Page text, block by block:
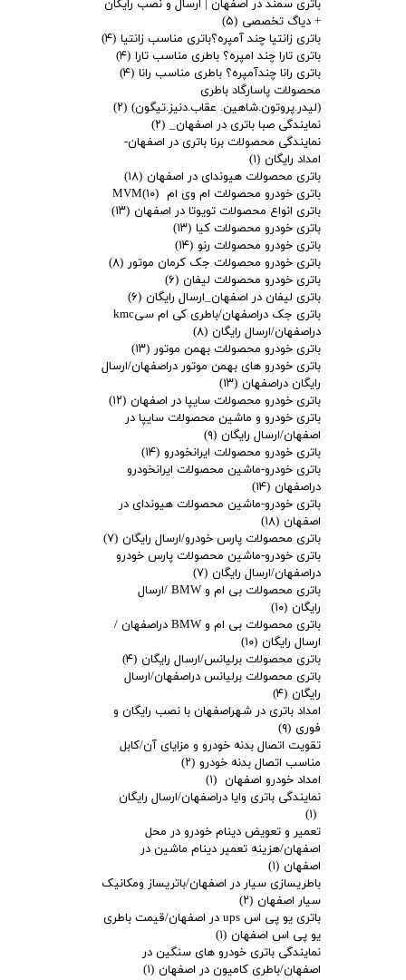
باتری سمند در اصفهان | ارسال و نصب رایگان
+ دیاگ تخصصی (۵)
باتری زانتیا چند آمپره؟باتری مناسب زانتیا (۴)
باتری تارا چند امپره؟ باطری مناسب تارا (۴)
باتری رانا چندآمپره؟ باطری مناسب رانا (۴)
محصولات پاسارگاد باطری
(لیدر.پروتون.شاهین. عقاب.دنیز.تیگون) (۲)
نمایندگی صبا باتری در اصفهان_ (۲)
نمایندگی محصولات برنا باتری در اصفهان-
امداد رایگان (۱)
باتری محصولات هیوندای در اصفهان (۱۸)
باتری خودرو محصولات ام وی ام MVM (۱۰)
باتری انواع محصولات تویوتا در اصفهان (۱۳)
باتری خودرو محصولات کیا (۱۳)
باتری خودرو محصولات رنو (۱۴)
باتری خودرو محصولات جک کرمان موتور (۸)
باتری خودرو محصولات لیفان (۶)
باتری لیفان در اصفهان_ارسال رایگان (۶)
باتری جک دراصفهان/باطری کی ام سیkmc
دراصفهان/ارسال رایگان (۸)
باتری خودرو محصولات بهمن موتور (۱۳)
باتری خودرو های بهمن موتور دراصفهان/ارسال
رایگان دراصفهان (۱۳)
باتری خودرو محصولات سایپا در اصفهان (۱۲)
باتری خودرو و ماشین محصولات سایپا در
اصفهان/ارسال رایگان (۹)
باتری خودرو محصولات ایرانخودرو (۱۴)
باتری خودرو-ماشین محصولات ایرانخودرو
دراصفهان (۱۴)
باتری خودرو-ماشین محصولات هیوندای در
اصفهان (۱۸)
باتری محصولات پارس خودرو/ارسال رایگان (۷)
باتری خودرو-ماشین محصولات پارس خودرو
دراصفهان/ارسال رایگان (۷)
باتری محصولات بی ام و BMW /ارسال
رایگان (۱۰)
باتری محصولات بی ام و BMW دراصفهان /
ارسال رایگان (۱۰)
باتری محصولات برلیانس/ارسال رایگان (۴)
باتری محصولات برلیانس دراصفهان/ارسال
رایگان (۴)
امداد باتری در شهراصفهان با نصب رایگان و
فوری (۹)
تقویت اتصال بدنه خودرو و مزایای آن/کابل
مناسب اتصال بدنه خودرو (۲)
امداد خودرو اصفهان (۱)
نمایندگی باتری وایا دراصفهان/ارسال رایگان
(۱)
تعمیر و تعویض دینام خودرو در محل
اصفهان/هزینه تعمیر دینام ماشین در
اصفهان (۱)
باطریسازی سیار در اصفهان/باتریساز ومکانیک
سیار اصفهان (۲)
باتری یو پی اس ups در اصفهان/قیمت باطری
یو پی اس اصفهان (۱)
نمایندگی باتری خودرو های سنگین در
اصفهان/باطری کامیون در اصفهان (۱)